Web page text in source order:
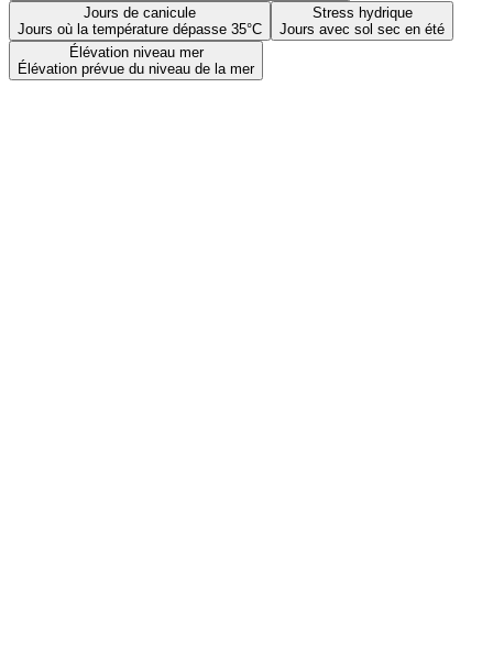
Jours de canicule
Jours où la température dépasse 35°C
Stress hydrique
Jours avec sol sec en été
Élévation niveau mer
Élévation prévue du niveau de la mer